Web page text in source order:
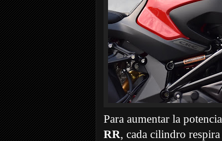
Para aumentar la
RR, cada cilindro